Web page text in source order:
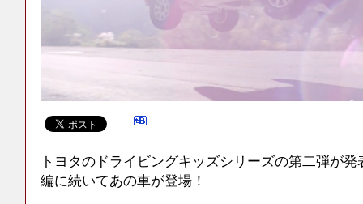
トヨタのドライビングキッズシリーズの第二弾が
編に続いてあの車が登場！